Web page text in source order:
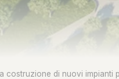
costruzione di nuovi